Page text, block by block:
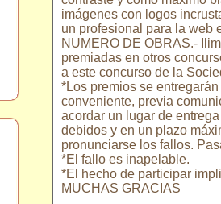
imágenes con logos
un profesional para la web
NUMERO DE OBRAS.-
premiadas en otros
a este concurso de la
*Los premios se
conveniente, previa
acordar un lugar de
debidos y en un plazo
pronunciarse los fallos.
*El fallo es inapelable.
*El hecho de participar
MUCHAS GRACIAS